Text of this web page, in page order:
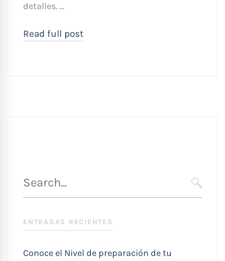
detalles. …
Read full post
para
ENTRADAS RECIENTES
Conoce el Nivel de preparación de tu